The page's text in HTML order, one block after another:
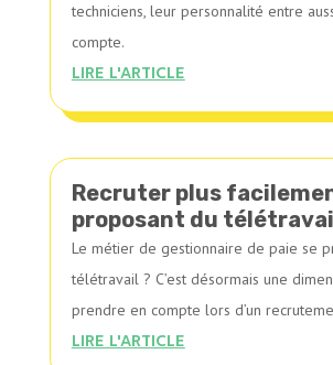
techniciens, leur personnalité entre
compte.
LIRE L'ARTICLE
Recruter plus
proposant du
Le métier de gestionnaire de paie se
télétravail ? C’est désormais une
prendre en compte lors d’un
LIRE L'ARTICLE